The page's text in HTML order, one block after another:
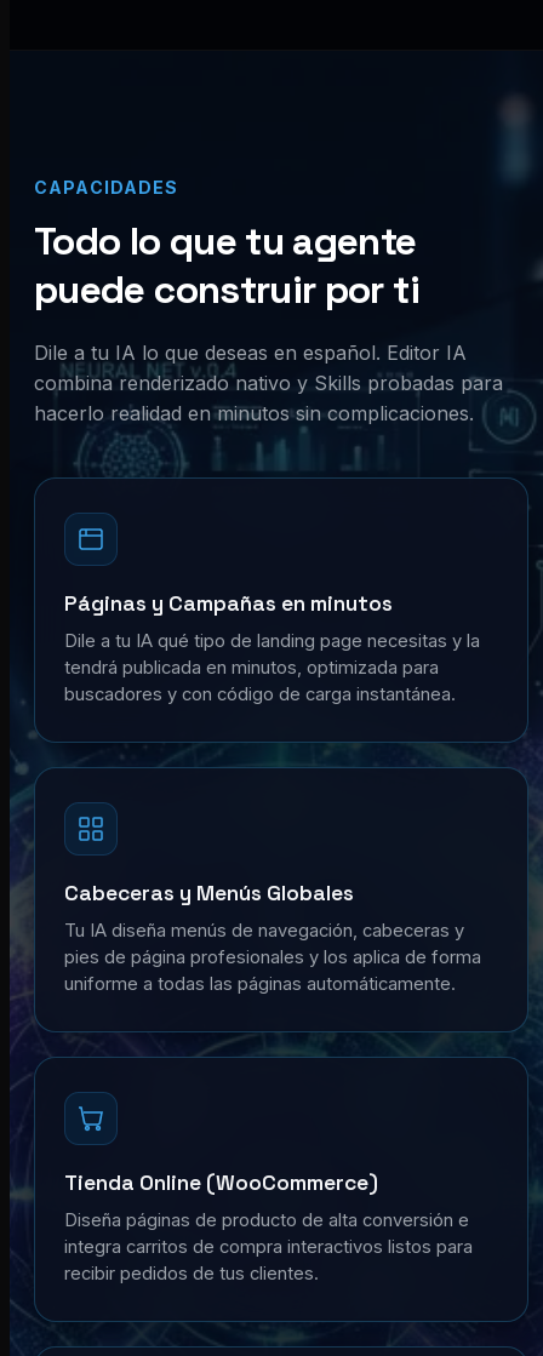
CAPACIDADES
Todo lo que tu agente
puede construir por ti
Dile a tu IA lo que deseas en español. Editor IA
combina renderizado nativo y Skills probadas para
hacerlo realidad en minutos sin complicaciones.
Páginas y Campañas en minutos
Dile a tu IA qué tipo de landing page necesitas y la
tendrá publicada en minutos, optimizada para
buscadores y con código de carga instantánea.
Cabeceras y Menús Globales
Tu IA diseña menús de navegación, cabeceras y
pies de página profesionales y los aplica de forma
uniforme a todas las páginas automáticamente.
Tienda Online (WooCommerce)
Diseña páginas de producto de alta conversión e
integra carritos de compra interactivos listos para
recibir pedidos de tus clientes.